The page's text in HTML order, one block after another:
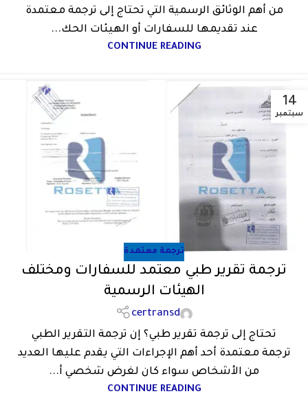
من أهم الوثائق الرسمية التي تحتاج إلى ترجمة معتمدة
عند تقديمها للسفارات أو الهيئات الحك...
CONTINUE READING
14
سبتمبر
ترجمة معتمدة
ترجمة تقرير طبي معتمد للسفارات ومختلف
الهيئات الرسمية
certransd
تحتاج إلى ترجمة تقرير طبي؟ إن ترجمة التقرير الطبي
ترجمة معتمدة أحد أهم الإجراءات التي يقدم عليها العديد
من الأشخاص سواء كان لغرض شخصي أ...
CONTINUE READING